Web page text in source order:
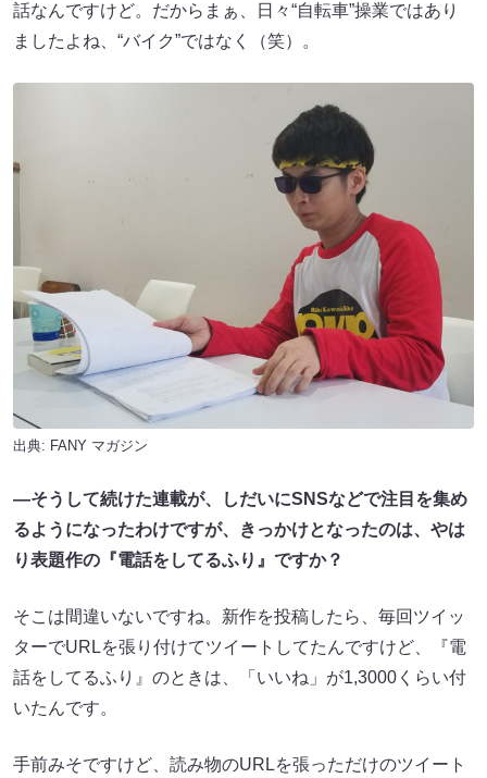
話なんですけど。だからまぁ、日々“自転車”操業ではあり
ましたよね、“バイク”ではなく（笑）。
出典: FANY マガジン
—そうして続けた連載が、しだいにSNSなどで注目を集め
るようになったわけですが、きっかけとなったのは、やは
り表題作の『電話をしてるふり』ですか？
そこは間違いないですね。新作を投稿したら、毎回ツイッ
ターでURLを張り付けてツイートしてたんですけど、『電
話をしてるふり』のときは、「いいね」が1,3000くらい付
いたんです。
手前みそですけど、読み物のURLを張っただけのツイート